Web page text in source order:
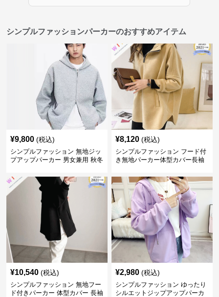
シンプルファッションパーカーのおすすめアイテム
¥9,800 (税込)
シンプルファッション 無地ジッ
プアップパーカー 男女兼用 秋冬
¥8,120 (税込)
シンプルファッション フード付
き無地パーカー体型カバー長袖
¥10,540 (税込)
シンプルファッション 無地フー
ド付きパーカー 体型カバー 長袖
¥2,980 (税込)
シンプルファッション ゆったり
シルエットジップアップパーカ